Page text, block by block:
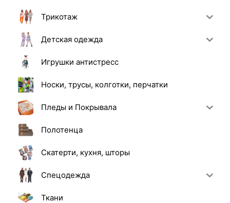
Трикотаж
Детская одежда
Игрушки антистресс
Носки, трусы, колготки, перчатки
Пледы и Покрывала
Полотенца
Скатерти, кухня, шторы
Спецодежда
Ткани